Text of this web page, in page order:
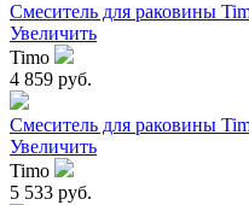
Смеситель для раковины
Увеличить
Timo
4 859 руб.
Смеситель для раковины
Увеличить
Timo
5 533 руб.